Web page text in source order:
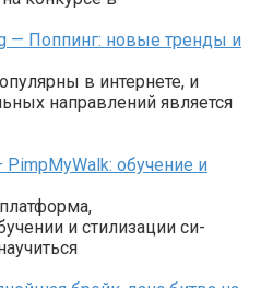
— Поппинг: новые тренды и
в интернете, и
направлений является
обучение и
и стилизации си-